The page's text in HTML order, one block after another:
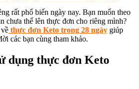
rất phổ biến ngày nay. Bạn muốn theo
chưa thể lên thực đơn cho riêng mình?
thực đơn Keto trong 28 ngày giúp
các bạn cùng tham khảo.
dụng thực đơn Keto